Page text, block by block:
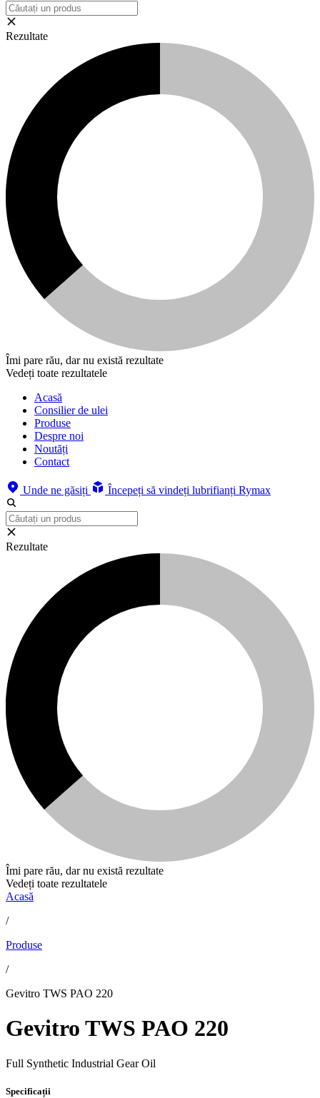
Rezultate
Îmi pare rău, dar nu există rezultate
Vedeți toate rezultatele
Acasă
Consilier de ulei
Produse
Despre noi
Noutăți
Contact
Unde ne găsiți Începeți să vindeți lubrifianți Rymax
Rezultate
Îmi pare rău, dar nu există rezultate
Vedeți toate rezultatele
Acasă
/
Produse
/
Gevitro TWS PAO 220
Gevitro TWS PAO 220
Full Synthetic Industrial Gear Oil
Specificații